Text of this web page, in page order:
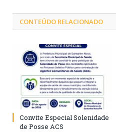
CONTEÚDO RELACIONADO
Convite Especial Solenidade
de Posse ACS